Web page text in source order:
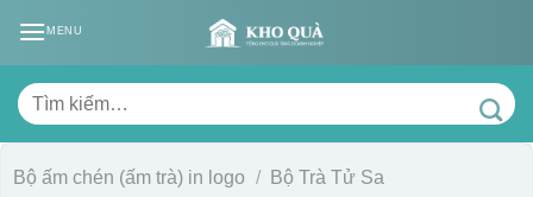
MENU
Tìm
kiếm:
Bộ ấm chén (ấm trà) in logo / Bộ Trà Tử Sa